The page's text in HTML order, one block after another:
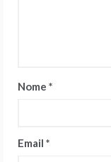
Nome *
Email *